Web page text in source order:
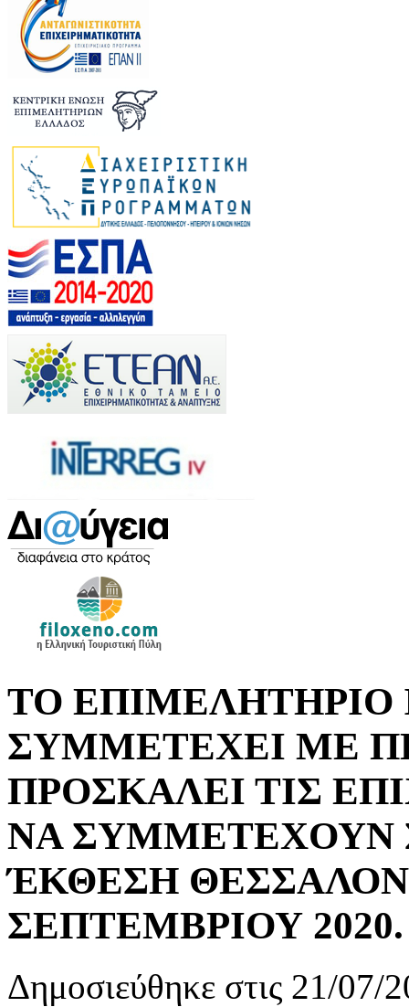
ΤΟ ΕΠΙΜΕΛΗΤΗΡΙΟ
ΣΥΜΜΕΤΕΧΕΙ ΜΕ
ΠΡΟΣΚΑΛΕΙ ΤΙΣ
ΝΑ ΣΥΜΜΕΤΕΧΟΥΝ
ΈΚΘΕΣΗ
ΣΕΠΤΕΜΒΡΙΟΥ 2020.
Δημοσιεύθηκε στις 21/07/